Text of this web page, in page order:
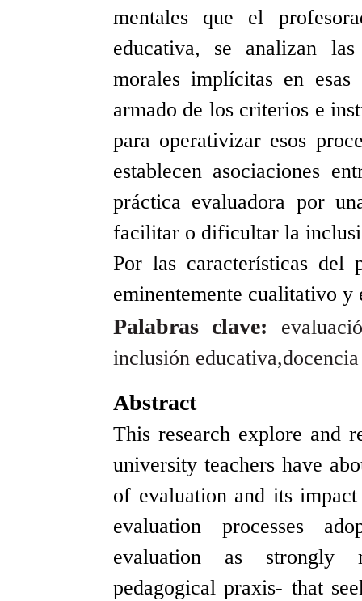
mentales que el
educativa, se analizan
morales implícitas en
armado de los criterios e
para operativizar esos
establecen asociaciones
práctica evaluadora por
facilitar o dificultar la
Por las características del
eminentemente cualitativo
Palabras clave:
inclusión
Abstract
This research explore and
university teachers have
of evaluation and its
evaluation processes
evaluation as strongly
pedagogical praxis- that